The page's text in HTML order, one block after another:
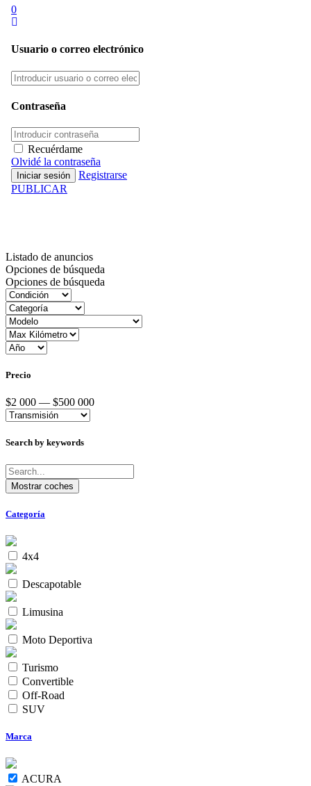
0
Usuario o correo electrónico
Contraseña
Recuérdame
Olvidé la contraseña
Registrarse
PUBLICAR
Listado de anuncios
Opciones de búsqueda
Opciones de búsqueda
Precio
$2 000 — $500 000
Search by keywords
Categoría
4x4
Descapotable
Limusina
Moto Deportiva
Turismo
Convertible
Off-Road
SUV
Marca
ACURA